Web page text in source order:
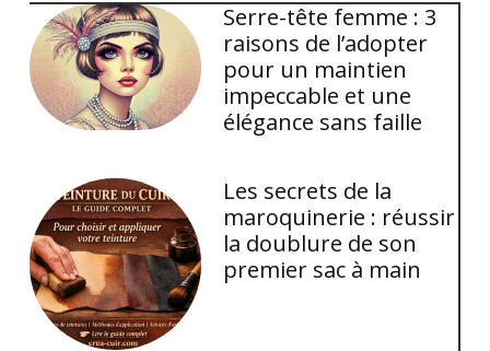
Serre-tête femme : 3
raisons de l’adopter
pour un maintien
impeccable et une
élégance sans faille
Les secrets de la
maroquinerie : réussir
la doublure de son
premier sac à main